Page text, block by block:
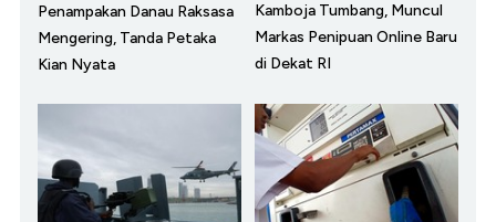
Penampakan Danau Raksasa
Mengering, Tanda Petaka
Kian Nyata
Kamboja Tumbang, Muncul
Markas Penipuan Online Baru
di Dekat RI